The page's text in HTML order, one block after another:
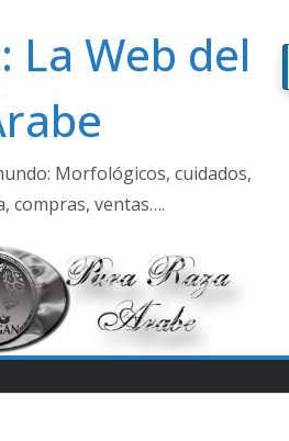
La Web del
Morfológicos, cuidados,
compras, ventas….